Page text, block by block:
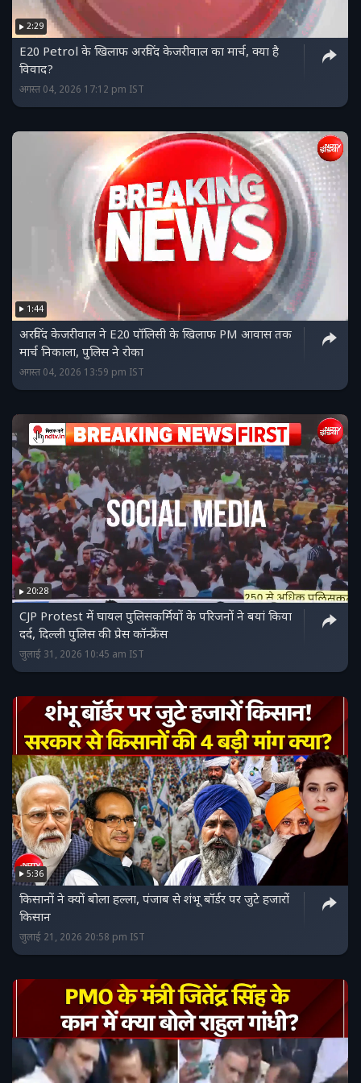
2:29
E20 Petrol के खिलाफ अरविंद केजरीवाल का मार्च, क्या है
विवाद?
अगस्त 04, 2026 17:12 pm IST
1:44
अरविंद केजरीवाल ने E20 पॉलिसी के खिलाफ PM आवास तक
मार्च निकाला, पुलिस ने रोका
अगस्त 04, 2026 13:59 pm IST
20:28
CJP Protest में घायल पुलिसकर्मियों के परिजनों ने बयां किया
दर्द, दिल्ली पुलिस की प्रेस कॉन्फ्रेंस
जुलाई 31, 2026 10:45 am IST
5:36
किसानों ने क्‍यों बोला हल्‍ला, पंजाब से शंभू बॉर्डर पर जुटे हजारों
किसान
जुलाई 21, 2026 20:58 pm IST